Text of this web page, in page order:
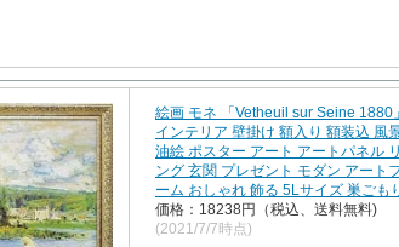
絵画 モネ 「Vetheuil sur Seine 1880
インテリア 壁掛け 額入り 額装込 風
油絵 ポスター アート アートパネル
ング 玄関 プレゼント モダン アート
ーム おしゃれ 飾る 5Lサイズ 巣ごも
価格：18238円（税込、送料無料)
(2021/7/7時点)